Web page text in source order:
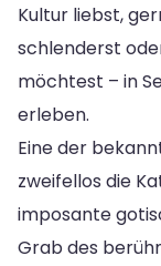
Kultur liebst,
schlenderst
möchtest – in
erleben.
Eine der
zweifellos die
imposante
Grab des